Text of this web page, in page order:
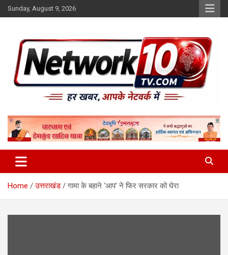
Skip
to
Sunday, August 9, 2026
Network10tv
Home उत्तराखंड गामा के बहाने ‘आप’ ने फिर सरकार को घेरा